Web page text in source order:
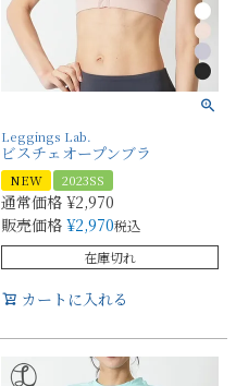
Leggings Lab.
ビスチェオープンブラ
NEW 2023SS
通常価格 ¥2,970
販売価格 ¥2,970税込
在庫切れ
カートに入れる